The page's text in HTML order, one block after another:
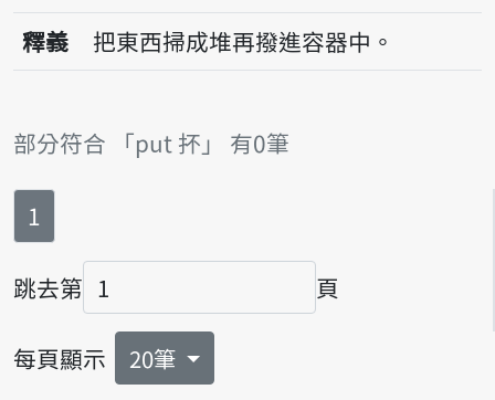
播放音讀put
釋義 把東西掃成堆再撥進容器中。
部分符合 「put 抔」 有0筆
第
1
跳去第
頁碼
頁
每頁顯示 20筆